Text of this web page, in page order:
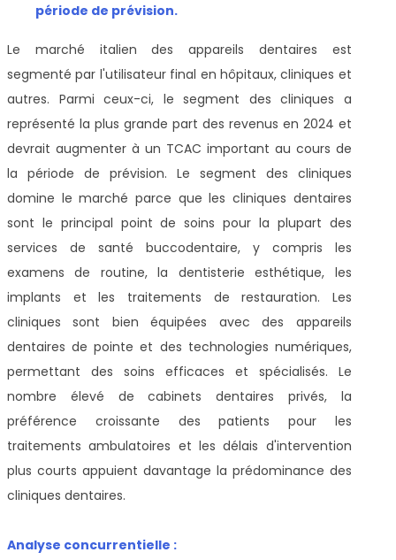
période de prévision.
Le marché italien des appareils dentaires est
segmenté par l'utilisateur final en hôpitaux, cliniques et
autres. Parmi ceux-ci, le segment des cliniques a
représenté la plus grande part des revenus en 2024 et
devrait augmenter à un TCAC important au cours de
la période de prévision. Le segment des cliniques
domine le marché parce que les cliniques dentaires
sont le principal point de soins pour la plupart des
services de santé buccodentaire, y compris les
examens de routine, la dentisterie esthétique, les
implants et les traitements de restauration. Les
cliniques sont bien équipées avec des appareils
dentaires de pointe et des technologies numériques,
permettant des soins efficaces et spécialisés. Le
nombre élevé de cabinets dentaires privés, la
préférence croissante des patients pour les
traitements ambulatoires et les délais d'intervention
plus courts appuient davantage la prédominance des
cliniques dentaires.
Analyse concurrentielle :